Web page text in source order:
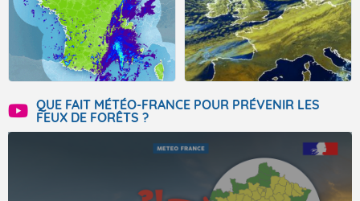
QUE FAIT MÉTÉO-FRANCE POUR PRÉVENIR LES
FEUX DE FORÊTS ?